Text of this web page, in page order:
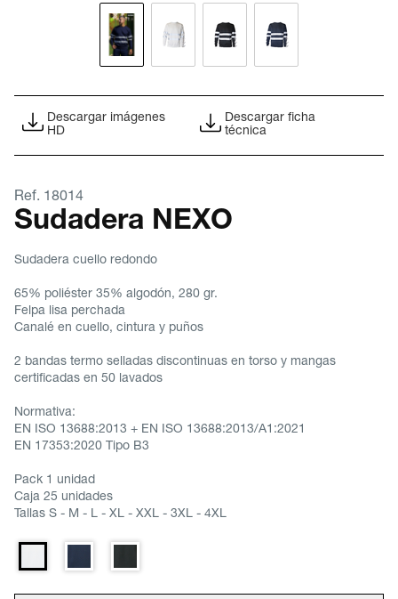
Descargar imágenes
HD
Descargar ficha
técnica
Ref. 18014
Sudadera NEXO
Sudadera cuello redondo
65% poliéster 35% algodón, 280 gr.
Felpa lisa perchada
Canalé en cuello, cintura y puños
2 bandas termo selladas discontinuas en torso y mangas
certificadas en 50 lavados
Normativa:
EN ISO 13688:2013 + EN ISO 13688:2013/A1:2021
EN 17353:2020 Tipo B3
Pack 1 unidad
Caja 25 unidades
Tallas S - M - L - XL - XXL - 3XL - 4XL